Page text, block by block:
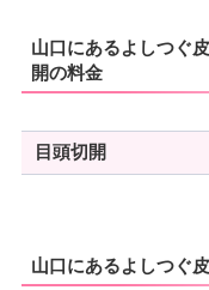
山口にあるよしつぐ
開の料金
目頭切開
山口にあるよしつぐ